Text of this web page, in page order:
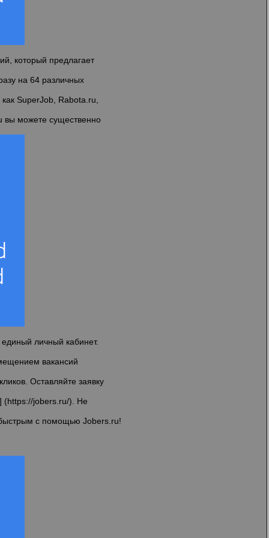
который предлагает
на 64 различных
SuperJob, Rabota.ru,
вы можете существенно
единый личный кабинет.
вакансий
Оставляйте заявку
(https://jobers.ru/). Не
с помощью Jobers.ru!